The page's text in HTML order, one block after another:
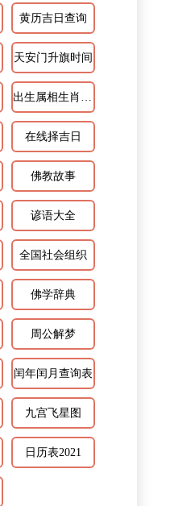
黄历吉日查询
天安门升旗时间
出生属相生肖查询
在线择吉日
佛教故事
谚语大全
全国社会组织
佛学辞典
周公解梦
闰年闰月查询表
九宫飞星图
日历表2021